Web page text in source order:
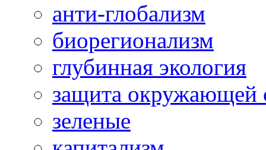
анти-глобализм
биорегионализм
глубинная экология
защита окружающей
зеленые